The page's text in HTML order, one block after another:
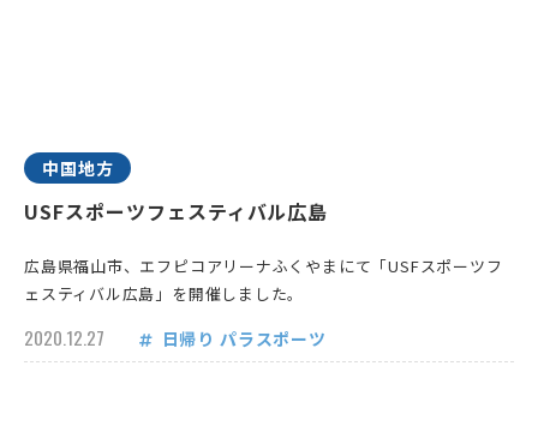
中国地方
USFスポーツフェスティバル広島
広島県福山市、エフピコアリーナふくやまにて「USFスポーツフ
ェスティバル広島」を開催しました。
2020.12.27 日帰り パラスポーツ